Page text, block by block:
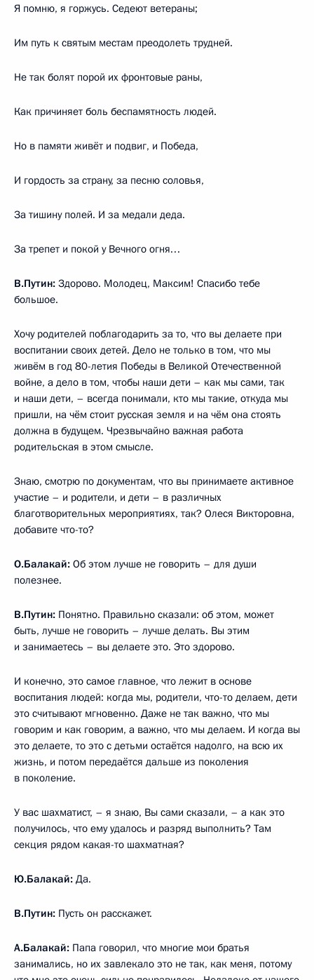
Я помню, я горжусь. Седеют ветераны;
Им путь к святым местам преодолеть трудней.
Не так болят порой их фронтовые раны,
Как причиняет боль беспамятность людей.
Но в памяти живёт и подвиг, и Победа,
И гордость за страну, за песню соловья,
За тишину полей. И за медали деда.
За трепет и покой у Вечного огня…
В.Путин: Здорово. Молодец, Максим! Спасибо тебе
большое.
Хочу родителей поблагодарить за то, что вы делаете при
воспитании своих детей. Дело не только в том, что мы
живём в год 80-летия Победы в Великой Отечественной
войне, а дело в том, чтобы наши дети – как мы сами, так
и наши дети, – всегда понимали, кто мы такие, откуда мы
пришли, на чём стоит русская земля и на чём она стоять
должна в будущем. Чрезвычайно важная работа
родительская в этом смысле.
Знаю, смотрю по документам, что вы принимаете активное
участие – и родители, и дети – в различных
благотворительных мероприятиях, так? Олеся Викторовна,
добавите что-то?
О.Балакай: Об этом лучше не говорить – для души
полезнее.
В.Путин: Понятно. Правильно сказали: об этом, может
быть, лучше не говорить – лучше делать. Вы этим
и занимаетесь – вы делаете это. Это здорово.
И конечно, это самое главное, что лежит в основе
воспитания людей: когда мы, родители, что-то делаем, дети
это считывают мгновенно. Даже не так важно, что мы
говорим и как говорим, а важно, что мы делаем. И когда вы
это делаете, то это с детьми остаётся надолго, на всю их
жизнь, и потом передаётся дальше из поколения
в поколение.
У вас шахматист, – я знаю, Вы сами сказали, – а как это
получилось, что ему удалось и разряд выполнить? Там
секция рядом какая-то шахматная?
Ю.Балакай: Да.
В.Путин: Пусть он расскажет.
А.Балакай: Папа говорил, что многие мои братья
занимались, но их завлекало это не так, как меня, потому